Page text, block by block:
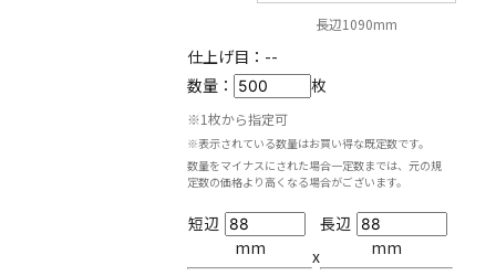
長辺1090mm
仕上げ目： --
数量：
枚
※1枚から指定可
※表示されている数量はお買い得な既定数です。
数量をマイナスにされた場合一定数までは、元の規
定数の価格より高くなる場合がございます。
短辺
mm
x
長辺
mm